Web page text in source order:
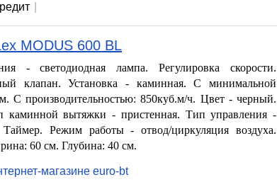
MODUS 600 BL
- светодиодная лампа. Регулировка скорости.
клапан. Установка - каминная. С минимальной
С производительностью: 850куб.м/ч. Цвет - черный.
каминной вытяжки - пристенная. Тип управления -
Таймер. Режим работы - отвод/циркуляция воздуха.
60 см. Глубина: 40 см.
магазине euro-bt